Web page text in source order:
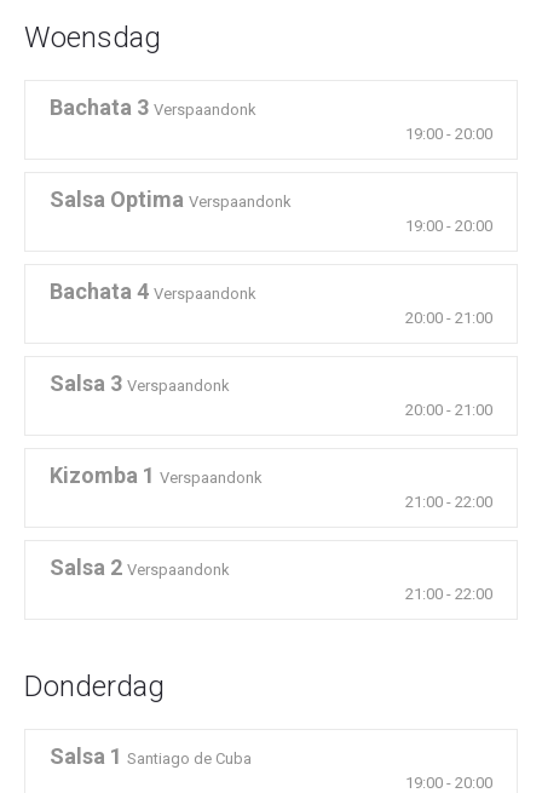
Woensdag
Bachata 3Verspaandonk
19:00- 20:00
Salsa OptimaVerspaandonk
19:00- 20:00
Bachata 4Verspaandonk
20:00- 21:00
Salsa 3Verspaandonk
20:00- 21:00
Kizomba 1Verspaandonk
21:00- 22:00
Salsa 2Verspaandonk
21:00- 22:00
Donderdag
Salsa 1Santiago de Cuba
19:00- 20:00